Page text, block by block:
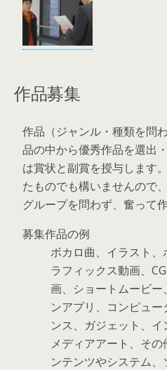
作品募集
作品（ジャンル・種類を問
品の中から優秀作品を選出
は賞状と副賞を授与します
たものでも構いませんので
グループを問わず、奮って
募集作品の例
ボカロ曲、イラスト
ラフィックス動画、
画、ショートムービ
ンアプリ、コンピュー
ンス、ガジェット、
メディアアート、そ
ンテンツやシステム